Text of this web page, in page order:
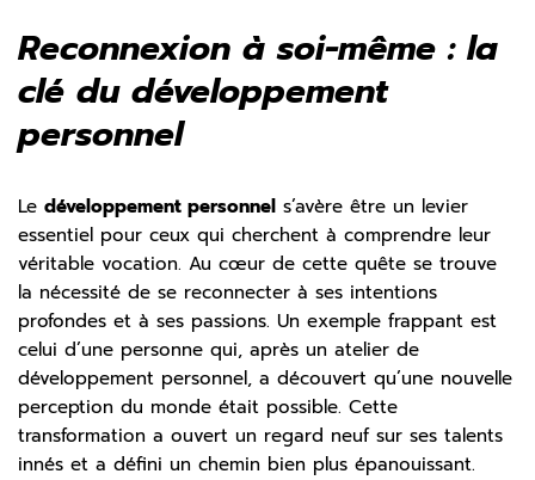
Reconnexion à soi-même : la
clé du développement
personnel
Le développement personnel s’avère être un levier
essentiel pour ceux qui cherchent à comprendre leur
véritable vocation. Au cœur de cette quête se trouve
la nécessité de se reconnecter à ses intentions
profondes et à ses passions. Un exemple frappant est
celui d’une personne qui, après un atelier de
développement personnel, a découvert qu’une nouvelle
perception du monde était possible. Cette
transformation a ouvert un regard neuf sur ses talents
innés et a défini un chemin bien plus épanouissant.